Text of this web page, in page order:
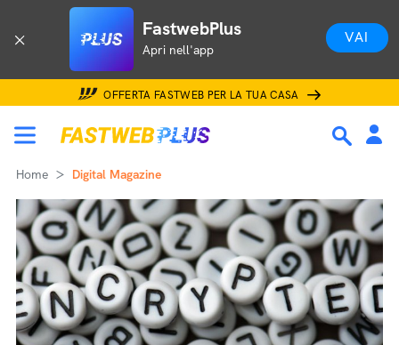
FastwebPlus
Apri nell'app
VAI
OFFERTA FASTWEB PER LA TUA CASA
Home Digital Magazine